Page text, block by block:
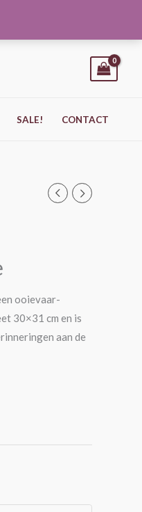
SALE! CONTACT
ooievaar-
30×31 cm en is
aan de